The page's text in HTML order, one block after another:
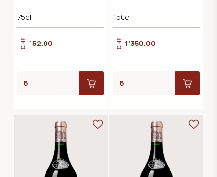
75cl
CHF 152.00
150cl
CHF 1’350.00